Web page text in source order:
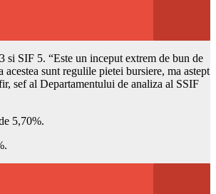
SIF 5. “Este un inceput extrem de bun de
sunt regulile pietei bursiere, ma astept
sef al Departamentului de analiza al SSIF
5,70%.